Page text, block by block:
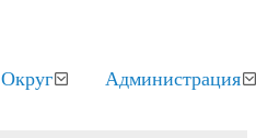
Округ Администрация